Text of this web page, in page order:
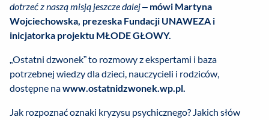
dotrzeć z naszą misją jeszcze dalej– mówi Martyna
Wojciechowska, prezeska Fundacji UNAWEZA i
inicjatorka projektu MŁODE GŁOWY.
„Ostatni dzwonek” to rozmowy z ekspertami i baza
potrzebnej wiedzy dla dzieci, nauczycieli i rodziców,
dostępne nawww.ostatnidzwonek.wp.pl.
Jak rozpoznać oznaki kryzysu psychicznego? Jakich słów